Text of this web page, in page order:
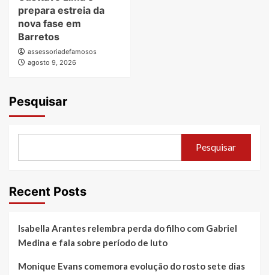
prepara estreia da
nova fase em
Barretos
assessoriadefamosos
agosto 9, 2026
Pesquisar
Pesquisar
Recent Posts
Isabella Arantes relembra perda do filho com Gabriel
Medina e fala sobre período de luto
Monique Evans comemora evolução do rosto sete dias